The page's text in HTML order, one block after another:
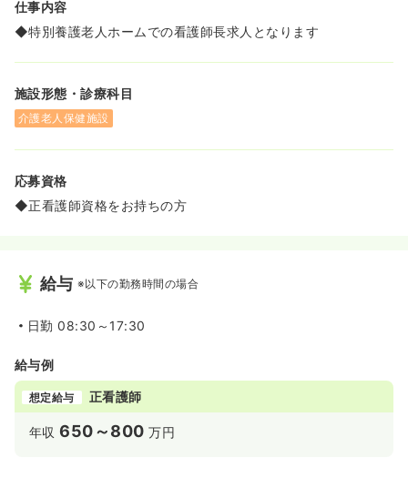
仕事内容
◆特別養護老人ホームでの看護師長求人となります
施設形態・診療科目
介護老人保健施設
応募資格
◆正看護師資格をお持ちの方
給与 ※以下の勤務時間の場合
日勤 08:30～17:30
給与例
想定給与 正看護師
年収650～800 万円